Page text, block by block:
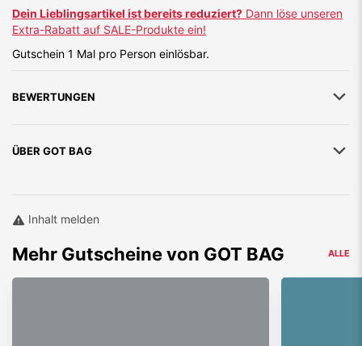
Dein Lieblingsartikel ist bereits reduziert? Dann löse unseren
Extra-Rabatt auf SALE-Produkte ein!
Gutschein 1 Mal pro Person einlösbar.
BEWERTUNGEN
ÜBER GOT BAG
Inhalt melden
Mehr Gutscheine von GOT BAG ALLE